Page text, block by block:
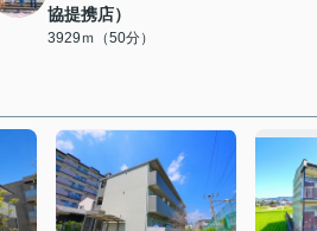
協提携店）
3929ｍ（50分）